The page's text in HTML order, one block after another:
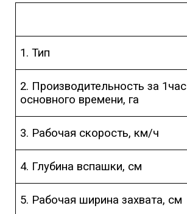
1. Тип
2. Производительность за 1час
основного времени, га
3. Рабочая скорость, км/ч
4. Глубина вспашки, см
5. Рабочая ширина захвата, см